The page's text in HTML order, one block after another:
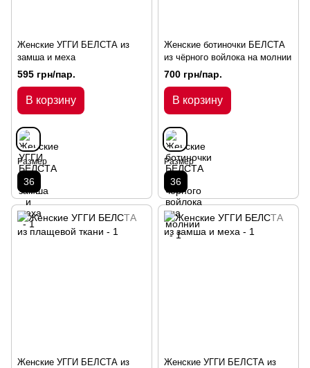
Женские УГГИ БЕЛСТА из
замша и меха
595 грн/пар.
В корзину
Размер
36
Женские ботиночки БЕЛСТА
из чёрного войлока на молнии
700 грн/пар.
В корзину
Размер
36
Женские УГГИ БЕЛСТА из
Женские УГГИ БЕЛСТА из